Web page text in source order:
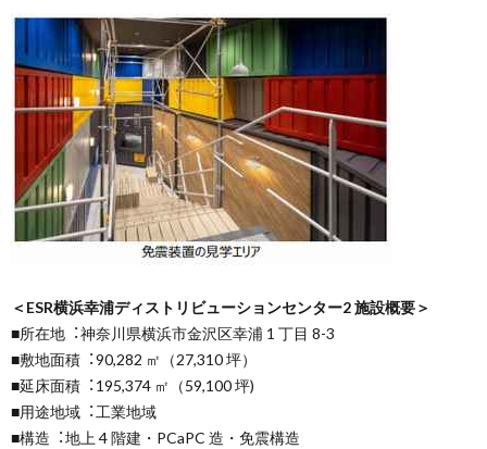
＜ESR横浜幸浦ディストリビューションセンター2 施設概要＞
■所在地︓神奈川県横浜市⾦沢区幸浦 1 丁⽬ 8-3
■敷地⾯積︓90,282 ㎡（27,310 坪）
■延床⾯積︓195,374 ㎡（59,100 坪)
■⽤途地域︓⼯業地域
■構造︓地上 4 階建・PCaPC 造・免震構造